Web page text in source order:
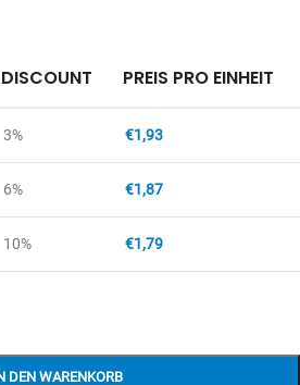
DEN WARENKORB
DISCOUNT PREIS PRO EINHEIT
3% €1,93
6% €1,87
10% €1,79